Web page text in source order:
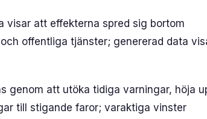
att effekterna spred sig bortom
offentliga tjänster; genererad data
genom att utöka tidiga varningar, höja
till stigande faror; varaktiga vinster